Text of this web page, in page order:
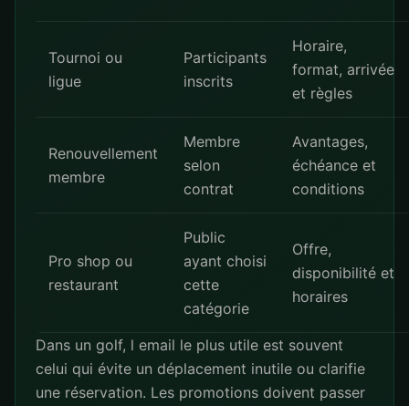
Tournoi ou
ligue
Participants
inscrits
Horaire,
format, arrivée
et règles
Renouvellement
membre
Membre
selon
contrat
Avantages,
échéance et
conditions
Pro shop ou
restaurant
Public
ayant choisi
cette
catégorie
Offre,
disponibilité et
horaires
Dans un golf, l email le plus utile est souvent
celui qui évite un déplacement inutile ou clarifie
une réservation. Les promotions doivent passer